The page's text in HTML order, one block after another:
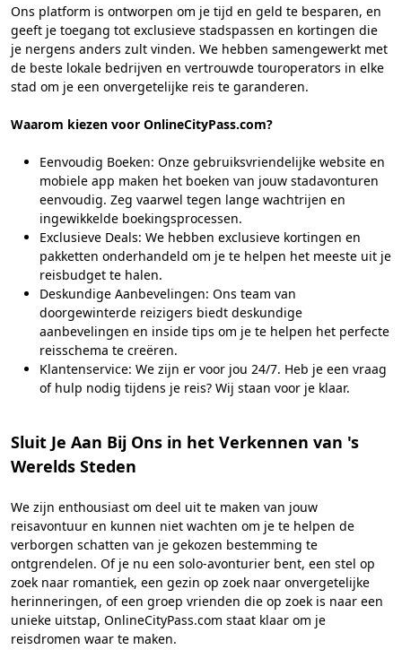
Ons platform is ontworpen om je tijd en geld te besparen, en
geeft je toegang tot exclusieve stadspassen en kortingen die
je nergens anders zult vinden. We hebben samengewerkt met
de beste lokale bedrijven en vertrouwde touroperators in elke
stad om je een onvergetelijke reis te garanderen.
Waarom kiezen voor OnlineCityPass.com?
Eenvoudig Boeken: Onze gebruiksvriendelijke website en
mobiele app maken het boeken van jouw stadavonturen
eenvoudig. Zeg vaarwel tegen lange wachtrijen en
ingewikkelde boekingsprocessen.
Exclusieve Deals: We hebben exclusieve kortingen en
pakketten onderhandeld om je te helpen het meeste uit je
reisbudget te halen.
Deskundige Aanbevelingen: Ons team van
doorgewinterde reizigers biedt deskundige
aanbevelingen en inside tips om je te helpen het perfecte
reisschema te creëren.
Klantenservice: We zijn er voor jou 24/7. Heb je een vraag
of hulp nodig tijdens je reis? Wij staan voor je klaar.
Sluit Je Aan Bij Ons in het Verkennen van 's
Werelds Steden
We zijn enthousiast om deel uit te maken van jouw
reisavontuur en kunnen niet wachten om je te helpen de
verborgen schatten van je gekozen bestemming te
ontgrendelen. Of je nu een solo-avonturier bent, een stel op
zoek naar romantiek, een gezin op zoek naar onvergetelijke
herinneringen, of een groep vrienden die op zoek is naar een
unieke uitstap, OnlineCityPass.com staat klaar om je
reisdromen waar te maken.